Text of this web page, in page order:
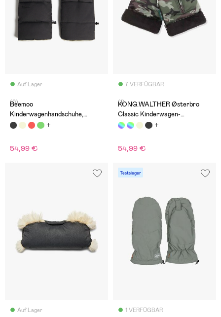
Auf Lager
(0)
Beemoo
Kinderwagenhandschuhe,
Black/Leaf
54,99 €
7 VERFÜGBAR
(1)
KONG.WALTHER Østerbro
Classic Kinderwagen-
Fäustlinge, Camo
54,99 €
Auf Lager
Testsieger
1 VERFÜGBAR